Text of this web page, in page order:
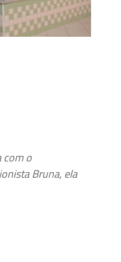
com o
Bruna, ela